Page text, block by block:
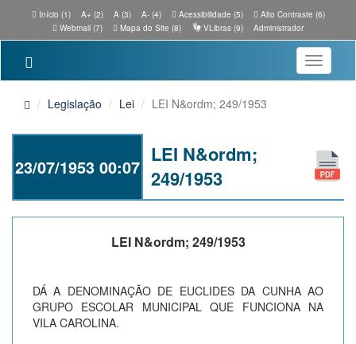
Início (1) A+ (2) A (3) A- (4) Acessibilidade (5)
Alto Contraste (6)
Webmail (7)
Mapa do Site (8) VLibras (9) Administrador
Toggle
Legislação Lei LEI N&ordm; 249/1953
23/07/1953 00:07
LEI N&ordm;
249/1953
LEI N&ordm; 249/1953
DÁ A DENOMINAÇÃO DE EUCLIDES DA CUNHA AO
GRUPO ESCOLAR MUNICIPAL QUE FUNCIONA NA
VILA CAROLINA.